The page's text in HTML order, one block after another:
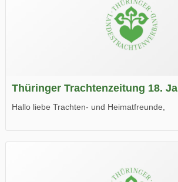
Thüringer Trachtenzeitung 18.
Hallo liebe Trachten- und Heimatfreunde,
Wir wünschen Euch viel Spaß beim Lesen.